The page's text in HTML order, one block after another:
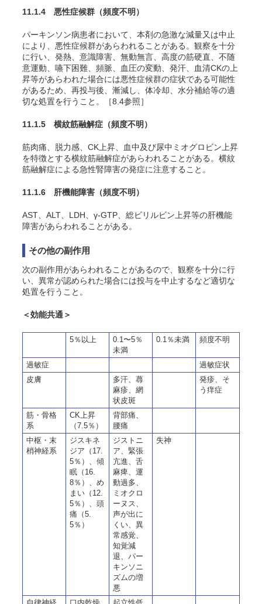
11.1.4 悪性症候群 （頻度不明）
パーキンソン病患者において、本剤の急激な減量又は中止
により、悪性症候群があらわれることがある。観察を十分
に行い、発熱、意識障害、無動無言、高度の筋硬直、不随
意運動、嚥下困難、頻脈、血圧の変動、発汗、血清CKの上
昇等があらわれた場合には悪性症候群の症状である可能性
があるため、再投与後、漸減し、体冷却、水分補給等の適
切な処置を行うこと。［8.4参照］
11.1.5 横紋筋融解症 （頻度不明）
筋肉痛、脱力感、CK上昇、血中及び尿中ミオグロビン上昇
を特徴とする横紋筋融解症があらわれることがある。横紋
筋融解症による急性腎障害の発症に注意すること。
11.1.6 肝機能障害 （頻度不明）
AST、ALT、LDH、γ-GTP、総ビリルビン上昇等の肝機能
障害があらわれることがある。
その他の副作用
次の副作用があらわれることがあるので、観察を十分に行
い、異常が認められた場合には投与を中止するなど適切な
処置を行うこと。
＜効能共通＞
5％以上
0.1〜5％
未満
0.1％未満 頻度不明
過敏症
過敏症状
皮膚
多汗、蕁
麻疹、網
状皮斑
発疹、そ
う痒症
筋・骨格
系
CK上昇
（7.5％）
背部痛、
腰痛
中枢・末
梢神経系
ジスキネ
ジア（17.
5％）、傾
眠（16.
8％）、め
まい（12.
5％）、頭
痛（5.
5％）
ジストニ
ア、緊張
亢進、舌
麻痺、運
動過多、
ミオクロ
ーヌス、
声が出に
くい、異
常感覚、
知覚減
退、パー
キンソニ
ズムの増
悪
失神